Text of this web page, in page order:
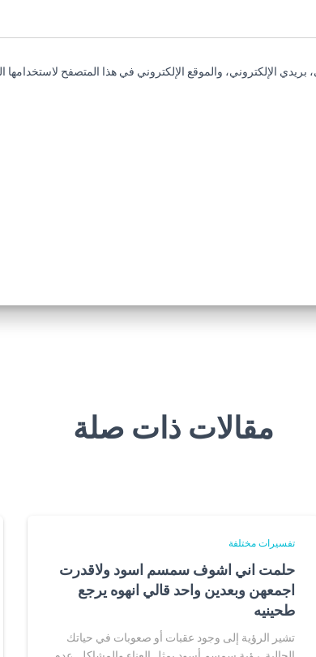
الإلكتروني، والموقع الإلكتروني في هذا المتصفح لاستخدامها
مقالات ذات صلة
تفسيرات مختلفة
حلمت اني اشوف سمسم اسود ولاقدرت
اجمعهن وبعدين واحد قالي انهوه يرجع
طحينيه
تشير الرؤية إلى وجود عقبات أو صعوبات في حياتك